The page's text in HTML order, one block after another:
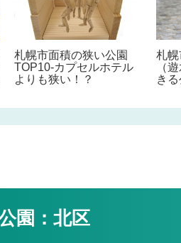
札幌市面積の狭い公園
TOP10-カプセルホテル
よりも狭い！？
札
（
き
園：北区